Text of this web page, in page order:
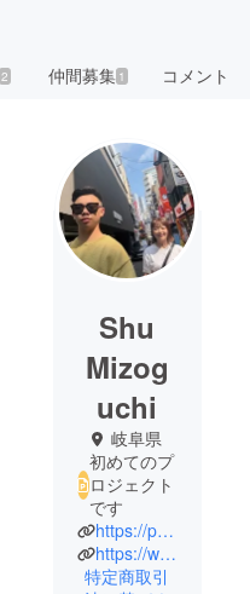
2 仲間募集 1 コメント
Shu
Mizog
uchi
岐阜県
初めてのプ
ロジェクト
です
https://page.line.me/883wqlkp
https://www.instagram.com/uu20241226
特定商取引